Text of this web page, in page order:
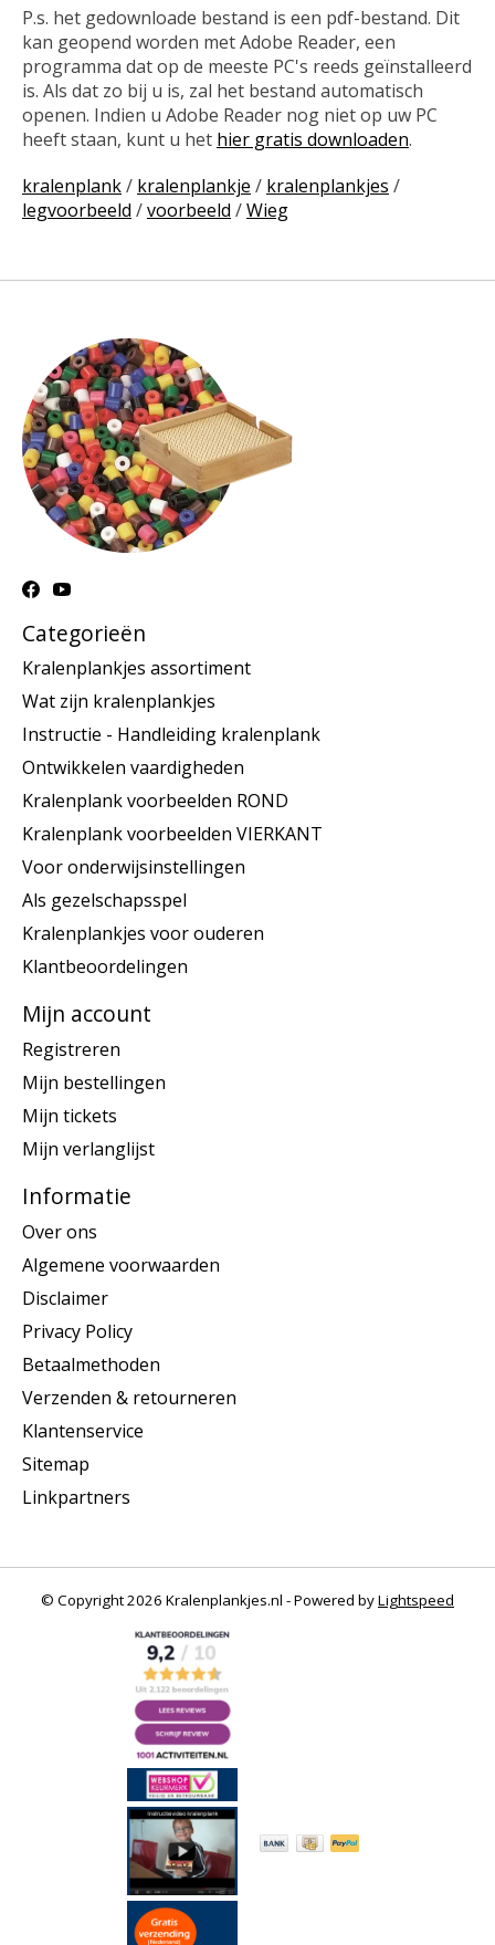
P.s. het gedownloade bestand is een pdf-bestand. Dit
kan geopend worden met Adobe Reader, een
programma dat op de meeste PC's reeds geïnstalleerd
is. Als dat zo bij u is, zal het bestand automatisch
openen. Indien u Adobe Reader nog niet op uw PC
heeft staan, kunt u het hier gratis downloaden.
kralenplank/ kralenplankje / kralenplankjes /
legvoorbeeld /voorbeeld /Wieg
Categorieën
Kralenplankjes assortiment
Wat zijn kralenplankjes
Instructie - Handleiding kralenplank
Ontwikkelen vaardigheden
Kralenplank voorbeelden ROND
Kralenplank voorbeelden VIERKANT
Voor onderwijsinstellingen
Als gezelschapsspel
Kralenplankjes voor ouderen
Klantbeoordelingen
Mijn account
Registreren
Mijn bestellingen
Mijn tickets
Mijn verlanglijst
Informatie
Over ons
Algemene voorwaarden
Disclaimer
Privacy Policy
Betaalmethoden
Verzenden & retourneren
Klantenservice
Sitemap
Linkpartners
© Copyright 2026 Kralenplankjes.nl - Powered byLightspeed